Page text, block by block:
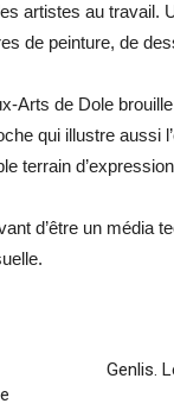
artistes au travail.
de peinture, de
Arts de Dole
qui illustre aussi
terrain
d’être un média
Genlis.